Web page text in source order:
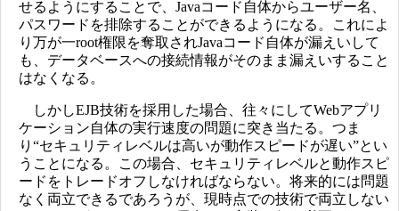
せるようにすることで、Javaコード自体からユーザー名、
パスワードを排除することができるようになる。これによ
り万が一root権限を奪取されJavaコード自体が漏えいして
も、データベースへの接続情報がそのまま漏えいすること
はなくなる。
しかしEJB技術を採用した場合、往々にしてWebアプリ
ケーション自体の実行速度の問題に突き当たる。つま
り“セキュリティレベルは高いが動作スピードが遅い”とい
うことになる。この場合、セキュリティレベルと動作スピ
ードをトレードオフしなければならない。将来的には問題
なく両立できるであろうが、現時点での技術で両立しない